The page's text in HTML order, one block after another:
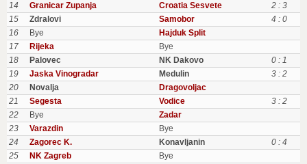
14
Granicar Zupanja Croatia Sesvete
2 : 3
15
Zdralovi Samobor
4 : 0
16
Bye
Hajduk Split
17
Rijeka
Bye
18
Palovec NK Dakovo
0 : 1
19
Jaska Vinogradar Medulin
3 : 2
20
Novalja
Dragovoljac
21
Segesta Vodice
3 : 2
22
Bye
Zadar
23
Varazdin
Bye
24
Zagorec K. Konavljanin
0 : 4
25
NK Zagreb
Bye